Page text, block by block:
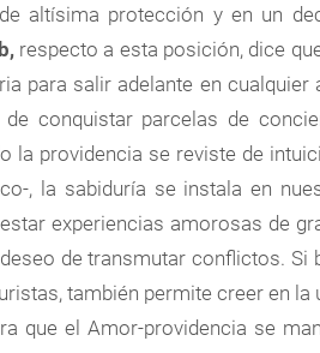
altísima protección y en un
respecto a esta posición, dice
para salir adelante en cualquier
conquistar parcelas de
la providencia se reviste de
, la sabiduría se instala en
experiencias amorosas de
de transmutar conflictos. Si
también permite creer en la
que el Amor-providencia se